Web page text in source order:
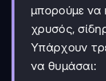
μπορούμε να
χρυσός,
Υπάρχουν
να θυμάσαι: